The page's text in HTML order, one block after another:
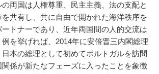
両国は人権尊重、民主主義、法の支配と
共有し、共に自由で開かれた海洋秩序を
トナーであり、近年両国間の人的交流は
を挙げれば、2014年に安倍晋三内閣総理
本の総理として初めてポルトガルを訪問
関係が新たなフェーズに入ったことを象徴